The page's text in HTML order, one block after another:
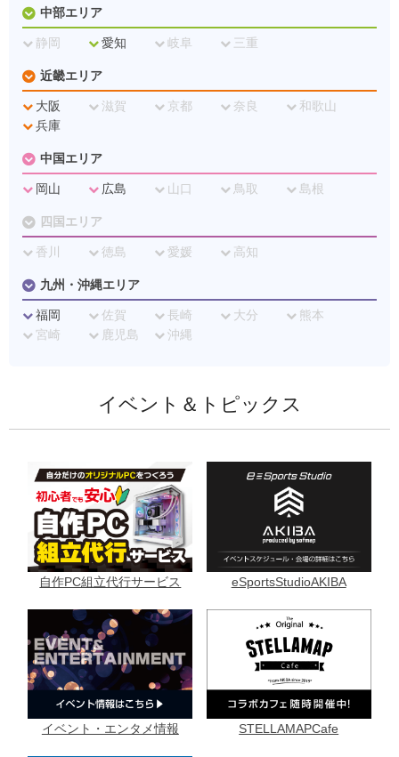
中部エリア
静岡 愛知 岐阜 三重
近畿エリア
大阪 滋賀 京都 奈良
和歌山
兵庫
中国エリア
岡山 広島 山口 鳥取 島根
四国エリア
香川 徳島 愛媛 高知
九州・沖縄エリア
福岡 佐賀 長崎 大分
熊本
宮崎
鹿児島 沖縄
イベント＆トピックス
自作PC組立代行サービス eSportsStudioAKIBA
イベント・エンタメ情報 STELLAMAPCafe